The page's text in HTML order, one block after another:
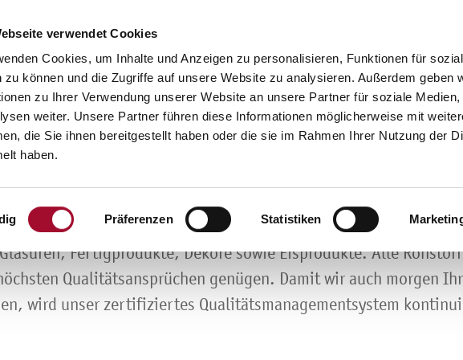
verwendet Cookies
Cookies, um Inhalte und Anzeigen zu personalisieren, Funktionen für
zu können und die Zugriffe auf unsere Website zu analysieren. Außerdem geben
zu Ihrer Verwendung unserer Website an unsere Partner für soziale Medien,
weiter. Unsere Partner führen diese Informationen möglicherweise mit
die Sie ihnen bereitgestellt haben oder die sie im Rahmen Ihrer Nutzung der
haben.
Präferenzen Statistiken
Brot-/Brötchen-Spezialitäten >
>
>
LEISTUNGEN NEWS
Geschichte >
und Essenzen KG > Zertifikate
von Feinbackmitteln gegründet wurde. Heute umfasst die
in den Segmenten Aromen, Füllungen, Sahnestandmittel,
Fertigprodukte, Dekore sowie Eisprodukte. Alle
Qualitätsansprüchen genügen. Damit wir auch morgen
wird unser zertifiziertes Qualitätsmanagementsystem